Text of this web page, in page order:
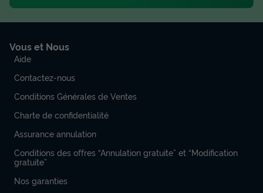
Vous et Nous
Aide
Contactez-nous
Conditions Générales de Ventes
Charte de confidentialité
Assurance annulation
Conditions des offres “Annulation gratuite” et “Modification
gratuite”
Nos garanties